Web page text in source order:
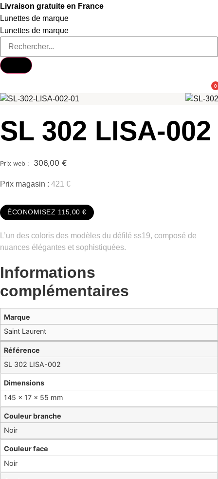
Aller
au
contenu
Livraison gratuite en France
Lunettes de marque
Lunettes de marque
0
SL 302 LISA-002
306,00 €
Prix magasin : 421 €
ÉCONOMISEZ 115,00 €
L’un des coloris des modèles du défilé ss19, composé de
nuances élégantes et sophistiquées.
Informations
complémentaires
Référence
SL 302 LISA-002
Dimensions
145 × 17 × 55 mm
Couleur branche
Noir
Couleur face
Noir
Marque
Saint Laurent